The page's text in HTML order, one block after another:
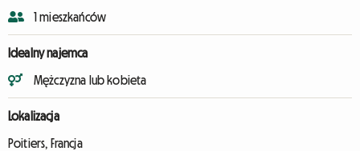
1 mieszkańców
Idealny najemca
Mężczyzna lub kobieta
Lokalizacja
Poitiers, Francja